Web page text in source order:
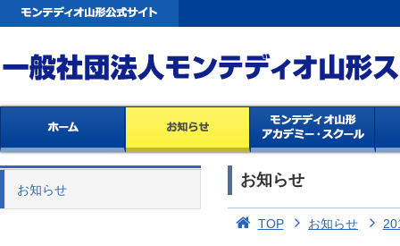
お知らせ
お知らせ
TOP お知らせ